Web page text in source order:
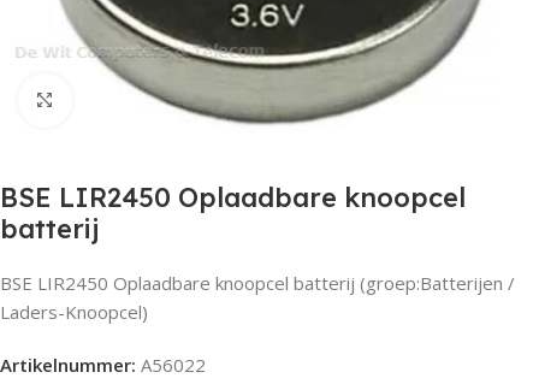
Click to enlarge
BSE LIR2450 Oplaadbare knoopcel
batterij
BSE LIR2450 Oplaadbare knoopcel batterij (groep:Batterijen /
Laders-Knoopcel)
Artikelnummer: A56022